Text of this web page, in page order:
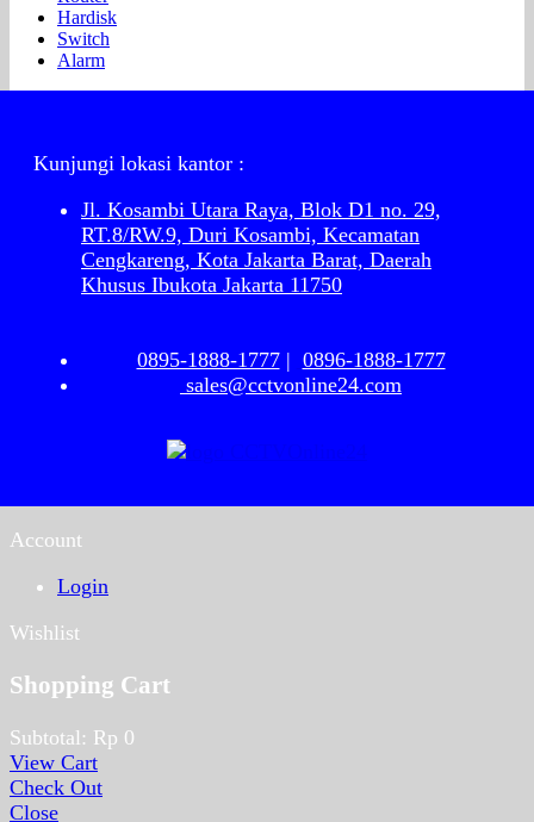
Hardisk
Switch
Alarm
Kunjungi lokasi kantor :
Jl. Kosambi Utara Raya, Blok D1 no. 29,
RT.8/RW.9, Duri Kosambi, Kecamatan
Cengkareng, Kota Jakarta Barat, Daerah
Khusus Ibukota Jakarta 11750
0895-1888-1777| 0896-1888-1777
sales@cctvonline24.com
Account
Login
Wishlist
Shopping Cart
Subtotal: Rp 0
View Cart
Check Out
Close